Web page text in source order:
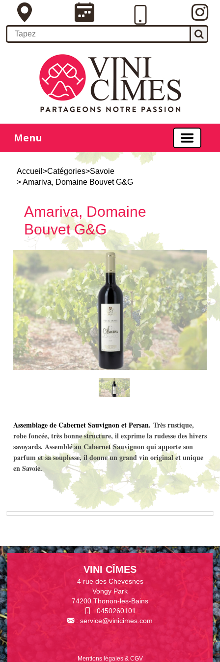
Menu
Accueil >Catégories>Savoie
> Amariva, Domaine Bouvet G&G
Amariva, Domaine
Bouvet G&G
Assemblage de Cabernet Sauvignon et Persan. Très rustique,
robe foncée, très bonne structure, il exprime la rudesse des hivers
savoyards. Assemblé au Cabernet Sauvignon qui apporte son
parfum et sa souplesse, il donne un grand vin original et unique
en Savoie.
VINI CÎMES
4 rue des Chevesnes
Vongy Park
74200 Thonon-les-Bains
: 0450260101
: service@vinicimes.com
Mentions légales & CGV